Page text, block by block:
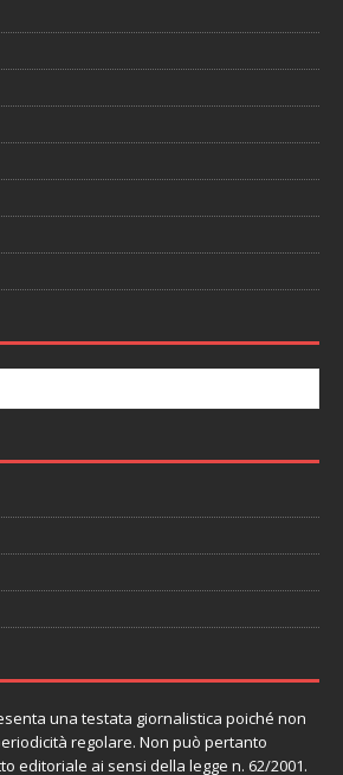
una testata giornalistica poiché non
regolare. Non può pertanto
editoriale ai sensi della legge n. 62/2001.